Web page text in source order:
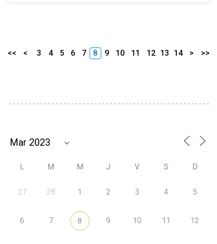
<< < 3 4 5 6 7 8 9 10 11 12 13 14 > >>
L M M J V S D
27 28 1 2 3 4 5
6 7 8 9 10 11 12